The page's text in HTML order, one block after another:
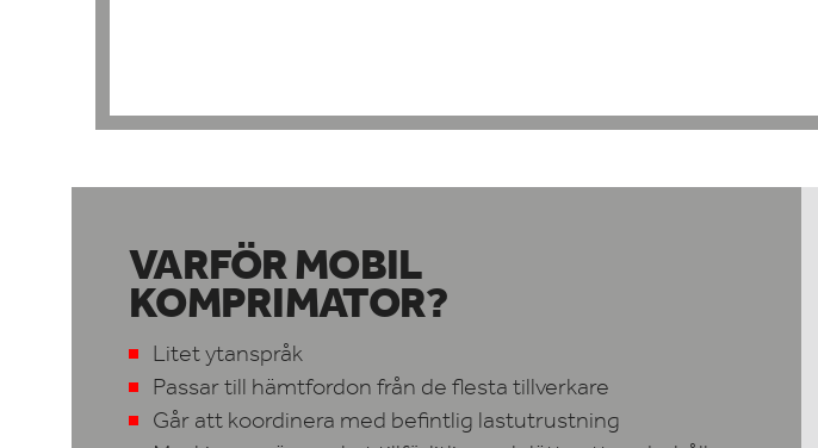
VARFÖR MOBIL
KOMPRIMATOR?
Litet ytanspråk
Passar till hämtfordon från de flesta tillverkare
Går att koordinera med befintlig lastutrustning